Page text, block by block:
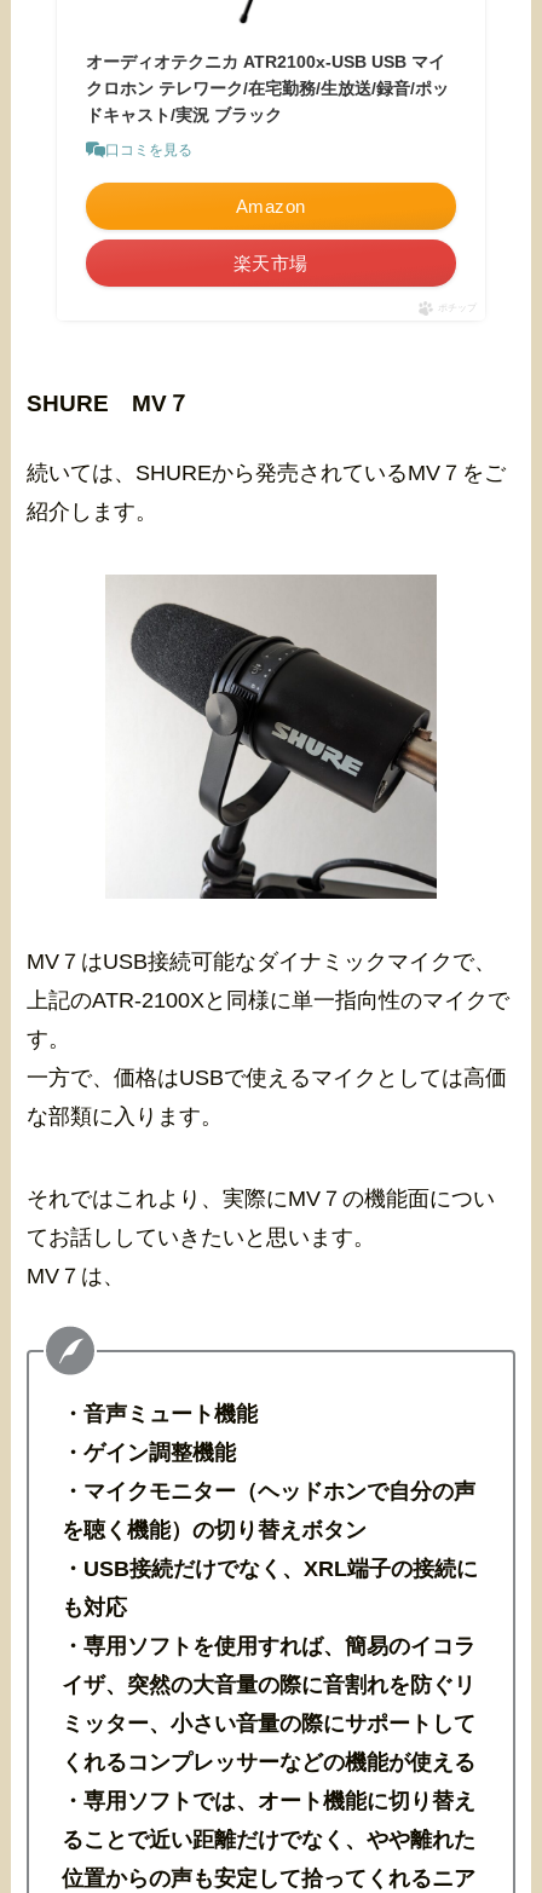
オーディオテクニカ ATR2100x-USB USB マイ
クロホン テレワーク/在宅勤務/生放送/録音/ポッ
ドキャスト/実況 ブラック
口コミを見る
Amazon
楽天市場
ポチップ
SHURE MV７
続いては、SHUREから発売されているMV７をご
紹介します。
MV７はUSB接続可能なダイナミックマイクで、
上記のATR-2100Xと同様に単一指向性のマイクで
す。
一方で、価格はUSBで使えるマイクとしては高価
な部類に入ります。
それではこれより、実際にMV７の機能面につい
てお話ししていきたいと思います。
MV７は、
・音声ミュート機能
・ゲイン調整機能
・マイクモニター（ヘッドホンで自分の声
を聴く機能）の切り替えボタン
・USB接続だけでなく、XRL端子の接続に
も対応
・専用ソフトを使用すれば、簡易のイコラ
イザ、突然の大音量の際に音割れを防ぐリ
ミッター、小さい音量の際にサポートして
くれるコンプレッサーなどの機能が使える
・専用ソフトでは、オート機能に切り替え
ることで近い距離だけでなく、やや離れた
位置からの声も安定して拾ってくれるニア